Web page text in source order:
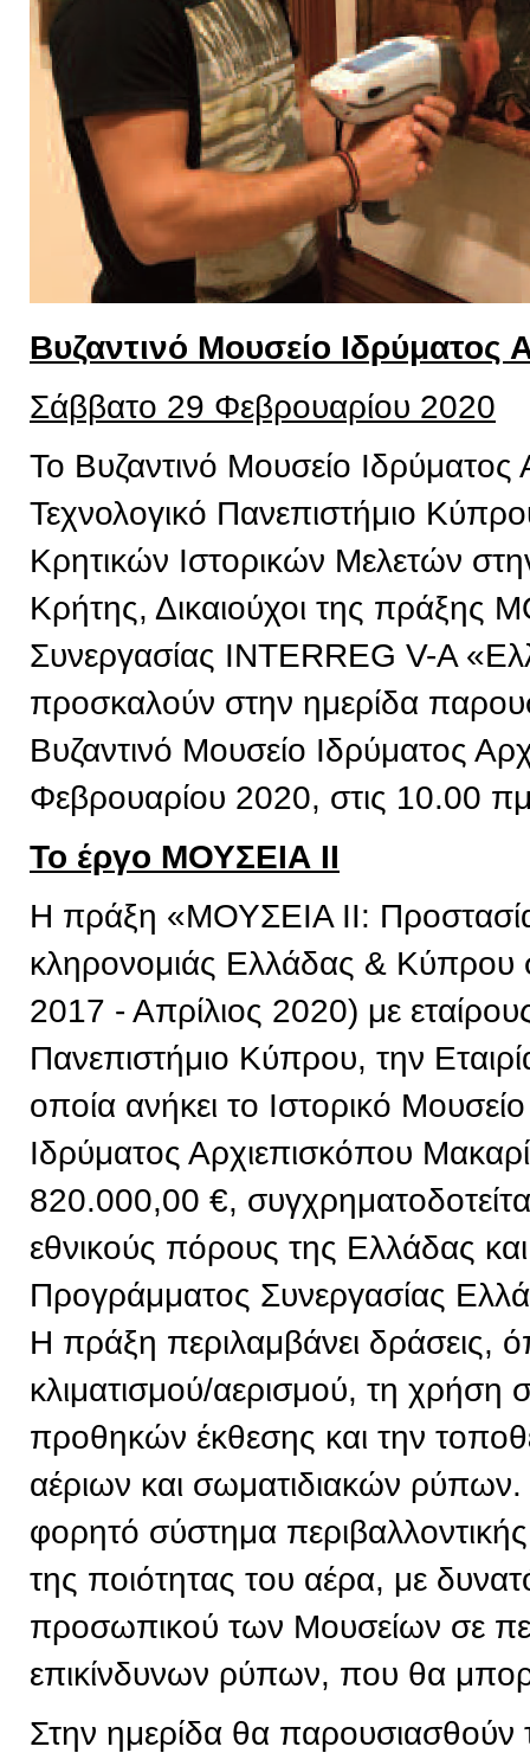
Βυζαντινό Μουσείο Ιδρύματος
Σάββατο 29 Φεβρουαρίου 2020
Το Βυζαντινό Μουσείο
Τεχνολογικό Πανεπιστήμιο
Κρητικών Ιστορικών Μελετών
Κρήτης, Δικαιούχοι της πράξης
Συνεργασίας INTERREG V-A
προσκαλούν στην ημερίδα
Βυζαντινό Μουσείο Ιδρύματος
Φεβρουαρίου 2020, στις 10.00
Το έργο ΜΟΥΣΕΙΑ ΙΙ
Η πράξη «ΜΟΥΣΕΙΑ ΙΙ: Προστασία
κληρονομιάς Ελλάδας & Κύπρου
2017 - Απρίλιος 2020) με
Πανεπιστήμιο Κύπρου, την
οποία ανήκει το Ιστορικό
Ιδρύματος Αρχιεπισκόπου
820.000,00 €,
εθνικούς πόρους της Ελλάδας
Προγράμματος Συνεργασίας
Η πράξη περιλαμβάνει δράσεις,
κλιματισμού/αερισμού, τη χρήση
προθηκών έκθεσης και την
αέριων και σωματιδιακών
φορητό σύστημα
της ποιότητας του αέρα, με
προσωπικού των Μουσείων σε
επικίνδυνων ρύπων, που θα
Στην ημερίδα θα